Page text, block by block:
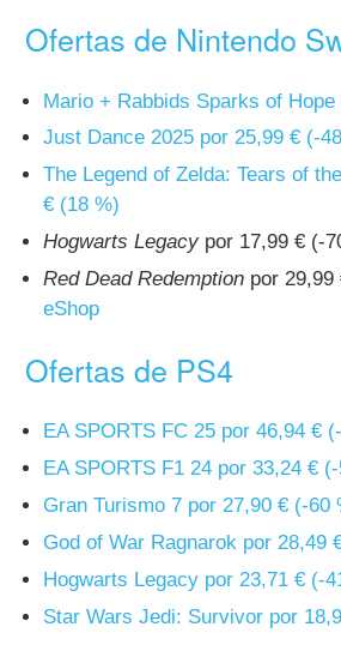
Ofertas de Nintendo
Mario + Rabbids Sparks of
Just Dance 2025 por 25,99 € (-
The Legend of Zelda: Tears of
€ (18 %)
Hogwarts Legacy por 17,99 € (-
Red Dead Redemption por
eShop
Ofertas de PS4
EA SPORTS FC 25 por 46,94 €
EA SPORTS F1 24 por 33,24 €
Gran Turismo 7 por 27,90 € (-60
God of War Ragnarok por 28,49
Hogwarts Legacy por 23,71 € (-
Star Wars Jedi: Survivor por